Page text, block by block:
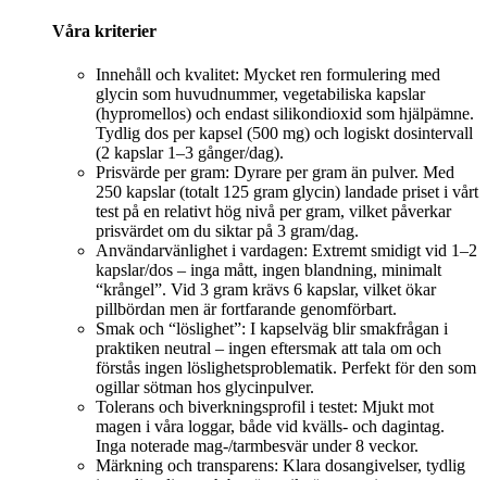
Våra kriterier
Innehåll och kvalitet: Mycket ren formulering med
glycin som huvudnummer, vegetabiliska kapslar
(hypromellos) och endast silikondioxid som hjälpämne.
Tydlig dos per kapsel (500 mg) och logiskt dosintervall
(2 kapslar 1–3 gånger/dag).
Prisvärde per gram: Dyrare per gram än pulver. Med
250 kapslar (totalt 125 gram glycin) landade priset i vårt
test på en relativt hög nivå per gram, vilket påverkar
prisvärdet om du siktar på 3 gram/dag.
Användarvänlighet i vardagen: Extremt smidigt vid 1–2
kapslar/dos – inga mått, ingen blandning, minimalt
“krångel”. Vid 3 gram krävs 6 kapslar, vilket ökar
pillbördan men är fortfarande genomförbart.
Smak och “löslighet”: I kapselväg blir smakfrågan i
praktiken neutral – ingen eftersmak att tala om och
förstås ingen löslighetsproblematik. Perfekt för den som
ogillar sötman hos glycinpulver.
Tolerans och biverkningsprofil i testet: Mjukt mot
magen i våra loggar, både vid kvälls- och dagintag.
Inga noterade mag-/tarmbesvär under 8 veckor.
Märkning och transparens: Klara dosangivelser, tydlig